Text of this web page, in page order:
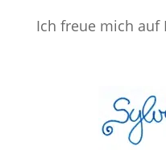
Ich freue mich auf